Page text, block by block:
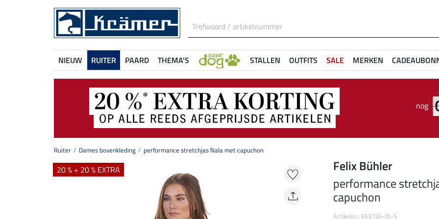
NIEUW RUITER PAARD THEMA'S STALLEN OUTFITS SALE MERKEN
nog
Ruiter Dames bovenkleding performance stretchjas Nala met capuchon
20 % + 20 % EXTRA
Felix Bühler
performance
capuchon
Artikelnr.: 653726-XL-S